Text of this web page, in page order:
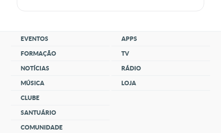
EVENTOS
FORMAÇÃO
NOTÍCIAS
MÚSICA
CLUBE
SANTUÁRIO
COMUNIDADE
APPS
TV
RÁDIO
LOJA